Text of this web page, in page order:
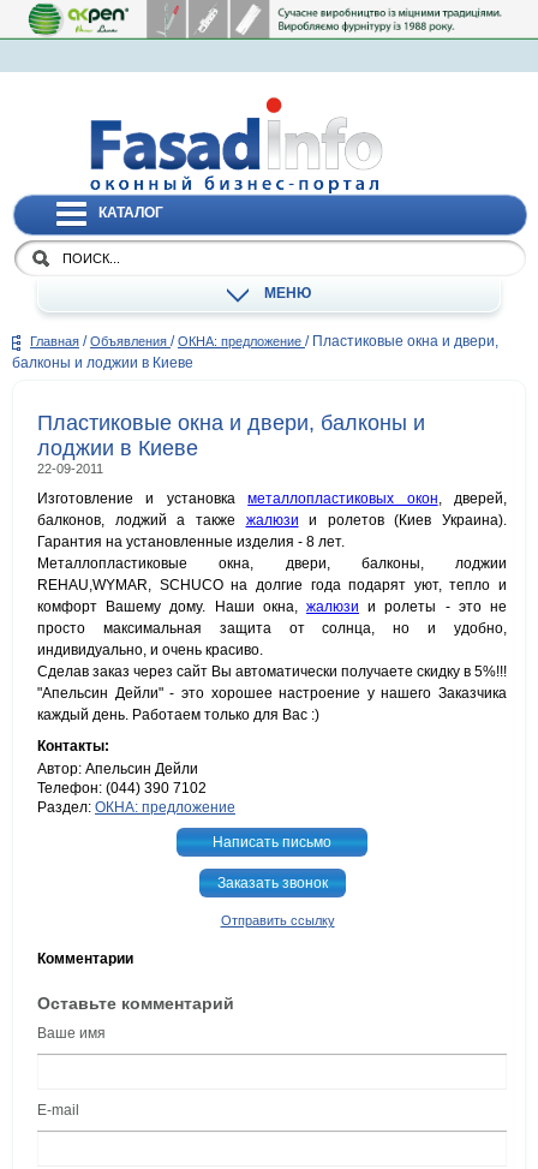
КАТАЛОГ
МЕНЮ
Главная / Объявления / ОКНА: предложение / Пластиковые окна и двери,
балконы и лоджии в Киеве
Пластиковые окна и двери, балконы и
лоджии в Киеве
22-09-2011
Изготовление и установкаметаллопластиковых окон, дверей,
балконов, лоджий а также жалюзи и ролетов (Киев Украина).
Гарантия на установленные изделия - 8 лет.
Металлопластиковые окна, двери, балконы, лоджии
REHAU,WYMAR, SCHUCO на долгие года подарят уют, тепло и
комфорт Вашему дому. Наши окна, жалюзи и ролеты - это не
просто максимальная защита от солнца, но и удобно,
индивидуально, и очень красиво.
Сделав заказ через сайт Вы автоматически получаете скидку в 5%!!!
"Апельсин Дейли" - это хорошее настроение у нашего Заказчика
каждый день. Работаем только для Вас :)
Контакты:
Автор: Апельсин Дейли
Телефон: (044) 390 7102
Раздел: ОКНА: предложение
Написать письмо
Заказать звонок
Отправить ссылку
Комментарии
Оставьте комментарий
Ваше имя
E-mail